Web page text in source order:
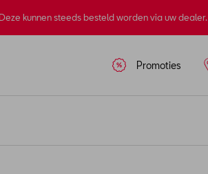
kunnen steeds besteld worden via uw dealer.
Promoties